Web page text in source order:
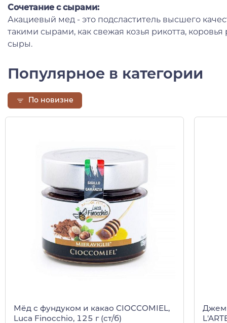
Сочетание с сырами:
Акациевый мед - это подсластитель высшего
такими сырами, как свежая козья рикотта,
сыры.
Популярное в категории
По новизне
Мёд с фундуком и какао CIOCCOMIEL,
Luca Finocchio, 125 г (ст/б)
Джем